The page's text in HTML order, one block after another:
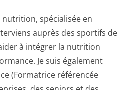
spécialisée en
auprès des sportifs de
à intégrer la nutrition
Je suis également
(Formatrice référencée